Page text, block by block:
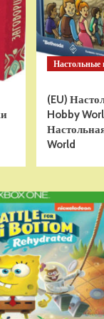
Настольные
(EU)
Hobby
World